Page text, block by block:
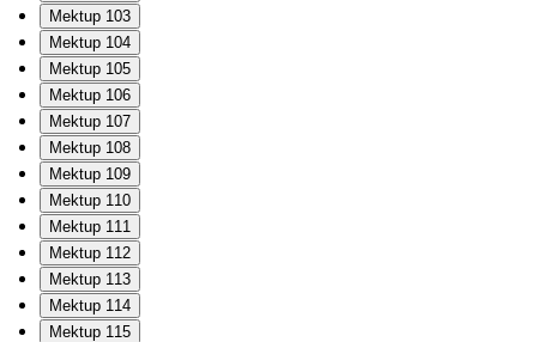
Mektup 103
Mektup 104
Mektup 105
Mektup 106
Mektup 107
Mektup 108
Mektup 109
Mektup 110
Mektup 111
Mektup 112
Mektup 113
Mektup 114
Mektup 115